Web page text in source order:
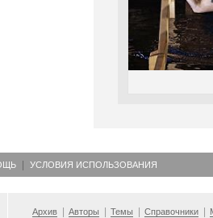
УСЛОВИЯ ИСПОЛЬЗОВАНИЯ
Архив Авторы Темы Справочники